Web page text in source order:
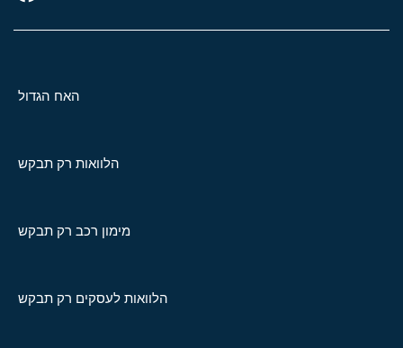
האח הגדול
הלוואות רק תבקש
מימון רכב רק תבקש
הלוואות לעסקים רק תבקש